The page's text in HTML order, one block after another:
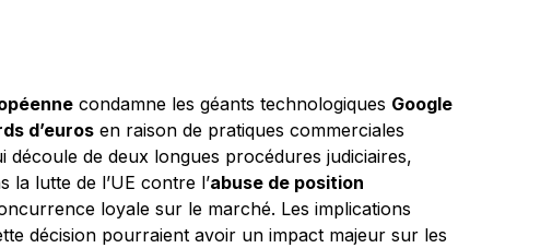
condamne les géants technologiques Google
d’euros en raison de pratiques commerciales
découle de deux longues procédures judiciaires,
la lutte de l’UE contre l’abuse de position
loyale sur le marché. Les implications
décision pourraient avoir un impact majeur sur les